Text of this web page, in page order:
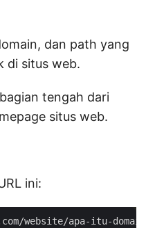
dan path yang
di situs web.
tengah dari
situs web.
ini: